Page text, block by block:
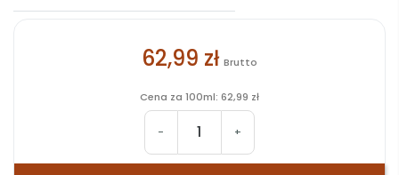
62,99 zł Brutto
Cena za 100ml: 62,99 zł
- +